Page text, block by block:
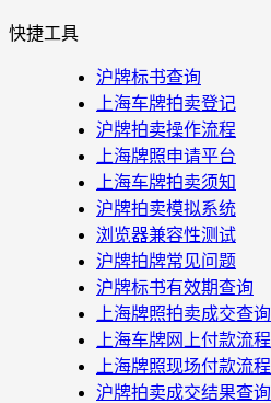
快捷工具
沪牌标书查询
上海车牌拍卖登记
沪牌拍卖操作流程
上海牌照申请平台
上海车牌拍卖须知
沪牌拍卖模拟系统
浏览器兼容性测试
沪牌拍牌常见问题
沪牌标书有效期查询
上海牌照拍卖成交查询
上海车牌网上付款流程
上海牌照现场付款流程
沪牌拍卖成交结果查询